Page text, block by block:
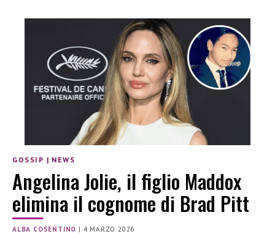
GOSSIP | NEWS
Angelina Jolie, il figlio Maddox
elimina il cognome di Brad Pitt
ALBA COSENTINO | 4 MARZO 2026